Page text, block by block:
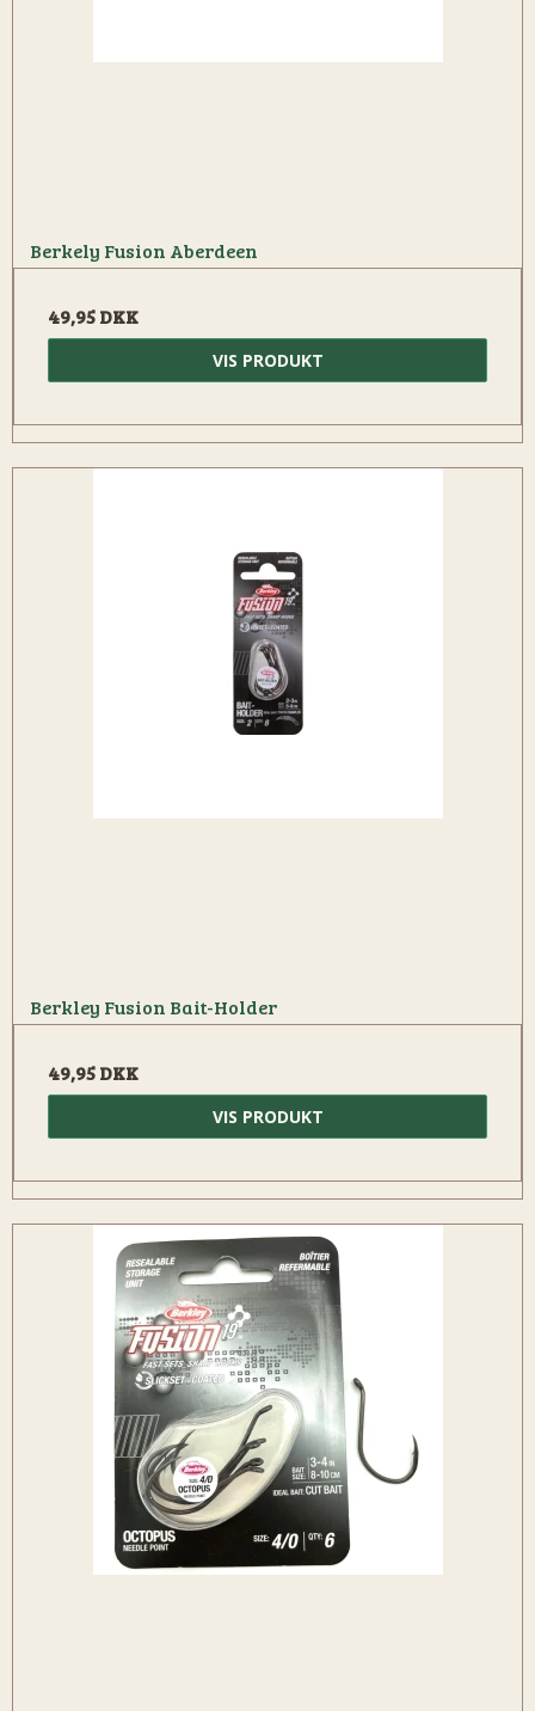
Berkely Fusion Aberdeen
49,95 DKK
VIS PRODUKT
Berkley Fusion Bait-Holder
49,95 DKK
VIS PRODUKT